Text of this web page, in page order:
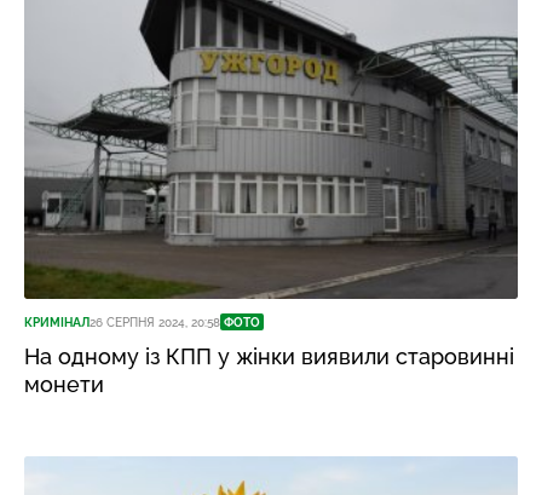
КРИМІНАЛ26 СЕРПНЯ 2024, 20:58 ФОТО
На одному із КПП у жінки виявили старовинні
монети